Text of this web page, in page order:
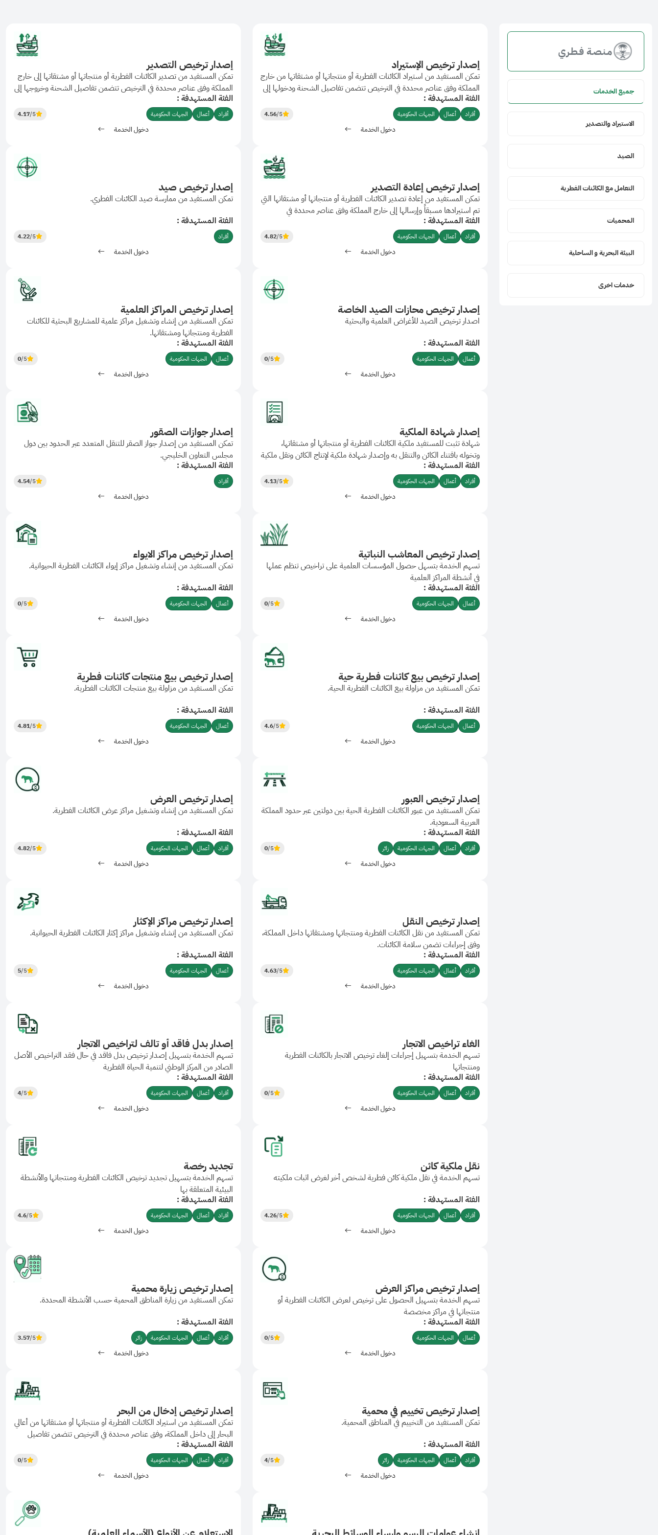
مـنـصـة فـطـري
جميع الخدمات
الاستيراد والتصدير
الصيد
التعامل مع الكائنات الفطرية
المحميات
البيئة البحرية و الساحلية
خدمات اخرى
إصدار ترخيص الإستيراد
تمكن المستفيد من استيراد الكائنات الفطرية أو منتجاتها أو مشتقاتها من خارج
المملكة وفق عناصر محددة في الترخيص تتضمن تفاصيل الشحنة ودخولها إلى
المملكة.
الفئة المستهدفة :
أفراد أعمال الجهات الحكومية 4.56/5
دخول الخدمة
إصدار ترخيص التصدير
تمكن المستفيد من تصدير الكائنات الفطرية أو منتجاتها أو مشتقاتها إلى خارج
المملكة وفق عناصر محددة في الترخيص تتضمن تفاصيل الشحنة وخروجها إلى
المملكة.
الفئة المستهدفة :
أفراد أعمال الجهات الحكومية 4.17/5
دخول الخدمة
إصدار ترخيص إعادة التصدير
تمكن المستفيد من إعادة تصدير الكائنات الفطرية أو منتجاتها أو مشتقاتها التي
تم استيرادها مسبقاً وإرسالها إلى خارج المملكة وفق عناصر محددة في
الترخيص تتضمن تفاصيل الشحنة وخروجها إلى المملكة.
الفئة المستهدفة :
أفراد أعمال الجهات الحكومية 4.82/5
دخول الخدمة
إصدار ترخيص صيد
تمكن المستفيد من ممارسة صيد الكائنات الفطري.
الفئة المستهدفة :
أفراد 4.22/5
دخول الخدمة
إصدار ترخيص محازات الصيد الخاصة
اصدار ترخيص الصيد للأغراض العلمية والبحثية
الفئة المستهدفة :
أعمال الجهات الحكومية 0/5
دخول الخدمة
إصدار ترخيص المراكز العلمية
تمكن المستفيد من إنشاء وتشغيل مراكز علمية للمشاريع البحثية للكائنات
الفطرية ومنتجاتها ومشتقاتها.
الفئة المستهدفة :
أعمال الجهات الحكومية 0/5
دخول الخدمة
إصدار شهادة الملكية
شهادة تثبت للمستفيد ملكية الكائنات الفطرية أو منتجاتها أو مشتقاتها،
وتخوله باقتناء الكائن والتنقل به وإصدار شهادة ملكية لإنتاج الكائن ونقل ملكية
الكائن لمستفيد آخر.
الفئة المستهدفة :
أفراد أعمال الجهات الحكومية 4.13/5
دخول الخدمة
إصدار جوازات الصقور
تمكن المستفيد من إصدار جواز الصقر للتنقل المتعدد عبر الحدود بين دول
مجلس التعاون الخليجي.
الفئة المستهدفة :
أفراد 4.54/5
دخول الخدمة
إصدار ترخيص المعاشب النباتية
تسهم الخدمة بتسهل حصول المؤسسات العلمية على تراخيص تنظم عملها
في أنشطة المراكز العلمية
الفئة المستهدفة :
أعمال الجهات الحكومية 0/5
دخول الخدمة
إصدار ترخيص مراكز الايواء
تمكن المستفيد من إنشاء وتشغيل مراكز إيواء الكائنات الفطرية الحيوانية.
الفئة المستهدفة :
أعمال الجهات الحكومية 0/5
دخول الخدمة
إصدار ترخيص بيع كائنات فطرية حية
تمكن المستفيد من مزاولة بيع الكائنات الفطرية الحية.
الفئة المستهدفة :
أعمال الجهات الحكومية 4.6/5
دخول الخدمة
إصدار ترخيص بيع منتجات كائنات فطرية
تمكن المستفيد من مزاولة بيع منتجات الكائنات الفطرية.
الفئة المستهدفة :
أعمال الجهات الحكومية 4.81/5
دخول الخدمة
إصدار ترخيص العبور
تمكن المستفيد من عبور الكائنات الفطرية الحية بين دولتين عبر حدود المملكة
العربية السعودية.
الفئة المستهدفة :
أفراد أعمال الجهات الحكومية زائر 0/5
دخول الخدمة
إصدار ترخيص العرض
تمكن المستفيد من إنشاء وتشغيل مراكز عرض الكائنات الفطرية.
الفئة المستهدفة :
أفراد أعمال الجهات الحكومية 4.82/5
دخول الخدمة
إصدار ترخيص النقل
تمكن المستفيد من نقل الكائنات الفطرية ومنتجاتها ومشتقاتها داخل المملكة،
وفق إجراءات تضمن سلامة الكائنات.
الفئة المستهدفة :
أفراد أعمال الجهات الحكومية 4.63/5
دخول الخدمة
إصدار ترخيص مراكز الإكثار
تمكن المستفيد من إنشاء وتشغيل مراكز إكثار الكائنات الفطرية الحيوانية.
الفئة المستهدفة :
أعمال الجهات الحكومية 5/5
دخول الخدمة
الغاء تراخيص الاتجار
تسهم الخدمة بتسهيل إجراءات إلغاء ترخيص الاتجار بالكائنات الفطرية
ومنتجاتها
الفئة المستهدفة :
أفراد أعمال الجهات الحكومية 0/5
دخول الخدمة
إصدار بدل فاقد أو تالف لتراخيص الاتجار
تسهم الخدمة بتسهيل إصدار ترخيص بدل فاقد في حال فقد التراخيص الأصل
الصادر من المركز الوطني لتنمية الحياة الفطرية
الفئة المستهدفة :
أفراد أعمال الجهات الحكومية 4/5
دخول الخدمة
نقل ملكية كائن
تسهم الخدمة في نقل ملكية كائن فطرية لشخص أخر لغرض اثبات ملكيته
الفئة المستهدفة :
أفراد أعمال الجهات الحكومية 4.26/5
دخول الخدمة
تجديد رخصة
تسهم الخدمة بتسهيل تجديد ترخيص الكائنات الفطرية ومنتجاتها والأنشطة
البيئية المتعلقة بها
الفئة المستهدفة :
أفراد أعمال الجهات الحكومية 4.6/5
دخول الخدمة
إصدار ترخيص مراكز العرض
تسهم الخدمة بتسهيل الحصول على ترخيص لعرض الكائنات الفطرية أو
منتجاتها في مراكز مخصصة
الفئة المستهدفة :
أعمال الجهات الحكومية 0/5
دخول الخدمة
إصدار ترخيص زيارة محمية
تمكن المستفيد من زيارة المناطق المحمية حسب الأنشطة المحددة.
الفئة المستهدفة :
أفراد أعمال الجهات الحكومية زائر 3.57/5
دخول الخدمة
إصدار ترخيص تخييم في محمية
تمكن المستفيد من التخييم في المناطق المحمية.
الفئة المستهدفة :
أفراد أعمال الجهات الحكومية زائر 4/5
دخول الخدمة
إصدار ترخيص إدخال من البحر
تمكن المستفيد من استيراد الكائنات الفطرية أو منتجاتها أو مشتقاتها من أعالي
البحار إلى داخل المملكة، وفق عناصر محددة في الترخيص تتضمن تفاصيل
الشحنة ودخولها إلى المملكة.
الفئة المستهدفة :
أفراد أعمال الجهات الحكومية 0/5
دخول الخدمة